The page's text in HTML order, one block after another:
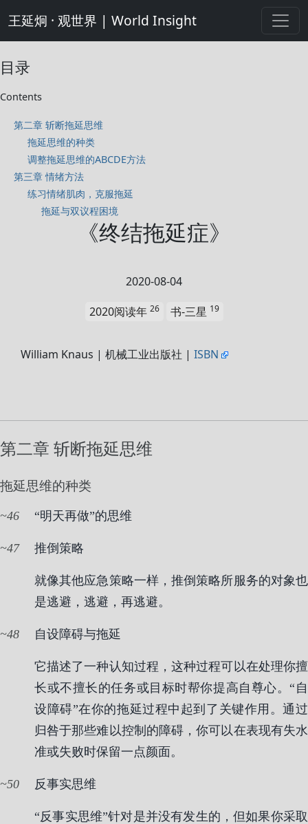
王延炯 · 观世界 | World Insight
目录
Contents
第二章 斩断拖延思维
拖延思维的种类
调整拖延思维的ABCDE方法
第三章 情绪方法
练习情绪肌肉，克服拖延
拖延与双议程困境
《终结拖延症》
2020-08-04
2020阅读年 26 书-三星 19
William Knaus | 机械工业出版社 | ISBN
第二章 斩断拖延思维
拖延思维的种类
46 “明天再做”的思维
47 推倒策略
就像其他应急策略一样，推倒策略所服务的对象也
是逃避，逃避，再逃避。
48 自设障碍与拖延
它描述了一种认知过程，这种过程可以在处理你擅
长或不擅长的任务或目标时帮你提高自尊心。“自
设障碍”在你的拖延过程中起到了关键作用。通过
归咎于那些难以控制的障碍，你可以在表现有失水
准或失败时保留一点颜面。
50 反事实思维
“反事实思维”针对是并没有发生的，但如果你采取